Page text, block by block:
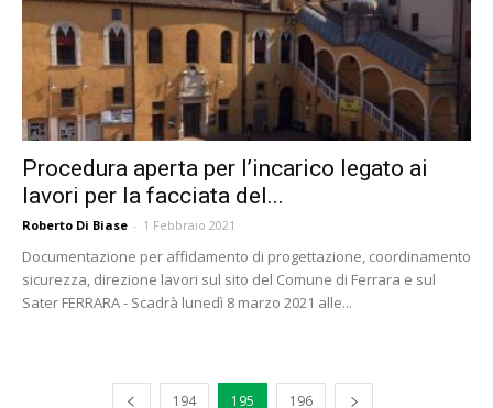
Procedura aperta per l’incarico legato ai
lavori per la facciata del...
Roberto Di Biase - 1 Febbraio 2021
Documentazione per affidamento di progettazione, coordinamento
sicurezza, direzione lavori sul sito del Comune di Ferrara e sul
Sater FERRARA - Scadrà lunedì 8 marzo 2021 alle...
194 195 196